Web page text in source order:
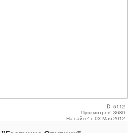
ID: 5112
Просмотров: 3680
На сайте: с 03 Мая 2012